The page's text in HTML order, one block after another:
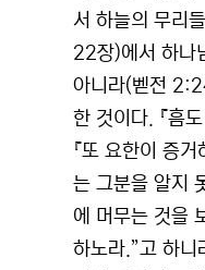
서 하늘의 무리
22장)에서 하나
아니라(벧전
한 것이다. 『흠
『또 요한이 증
는 그분을 알지
에 머무는 것을
하노라.”고 하